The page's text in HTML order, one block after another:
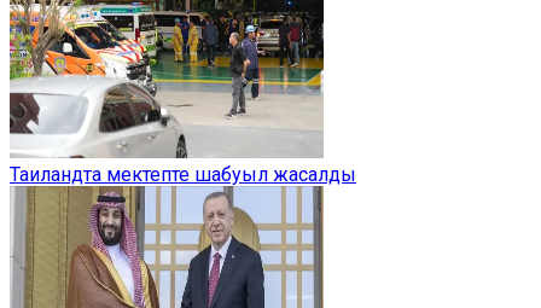
Таиландта мектепте шабуыл жасалды